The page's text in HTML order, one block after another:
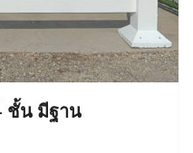
ชั้น มีฐาน